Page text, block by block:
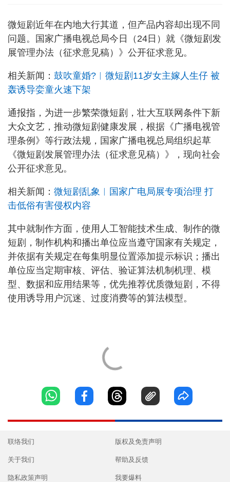
微短剧近年在内地大行其道，但产品内容却出现不同
问题。国家广播电视总局今日（24日）就《微短剧发
展管理办法（征求意见稿）》公开征求意见。
相关新闻： 鼓吹童婚?︱微短剧11岁女主嫁人生仔 被
轰诱导娈童火速下架
通报指，为进一步繁荣微短剧，壮大互联网条件下新
大众文艺，推动微短剧健康发展，根据《广播电视管
理条例》等行政法规，国家广播电视总局组织起草
《微短剧发展管理办法（征求意见稿）》，现向社会
公开征求意见。
相关新闻： 微短剧乱象︱国家广电局展专项治理 打
击低俗有害侵权内容
其中就制作方面，使用人工智能技术生成、制作的微
短剧，制作机构和播出单位应当遵守国家有关规定，
并依据有关规定在每集明显位置添加提示标识；播出
单位应当定期审核、评估、验证算法机制机理、模
型、数据和应用结果等，优先推荐优质微短剧，不得
使用诱导用户沉迷、过度消费等的算法模型。
联络我们
关于我们
隐私政策声明
版权及免责声明
帮助及反馈
我要爆料